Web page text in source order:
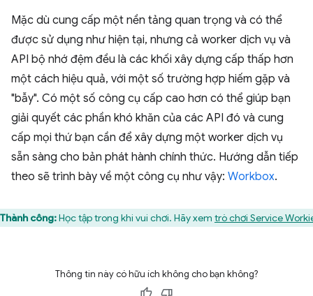
Mặc dù cung cấp một nền tảng quan trọng và có thể
được sử dụng như hiện tại, nhưng cả worker dịch vụ và
API bộ nhớ đệm đều là các khối xây dựng cấp thấp hơn
một cách hiệu quả, với một số trường hợp hiếm gặp và
"bẫy". Có một số công cụ cấp cao hơn có thể giúp bạn
giải quyết các phần khó khăn của các API đó và cung
cấp mọi thứ bạn cần để xây dựng một worker dịch vụ
sẵn sàng cho bản phát hành chính thức. Hướng dẫn tiếp
theo sẽ trình bày về một công cụ như vậy: Workbox.
Thành công:Học tập trong khi vui chơi. Hãy xem trò chơi Service
Thông tin này có hữu ích không cho bạn không?